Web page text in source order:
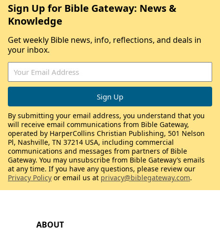
ABOUT
Sign Up for Bible Gateway: News &
Knowledge
Get weekly Bible news, info, reflections, and deals in
your inbox.
By submitting your email address, you understand that you
will receive email communications from Bible Gateway,
operated by HarperCollins Christian Publishing, 501 Nelson
Pl, Nashville, TN 37214 USA, including commercial
communications and messages from partners of Bible
Gateway. You may unsubscribe from Bible Gateway’s emails
at any time. If you have any questions, please review our
Privacy Policy or email us at privacy@biblegateway.com.